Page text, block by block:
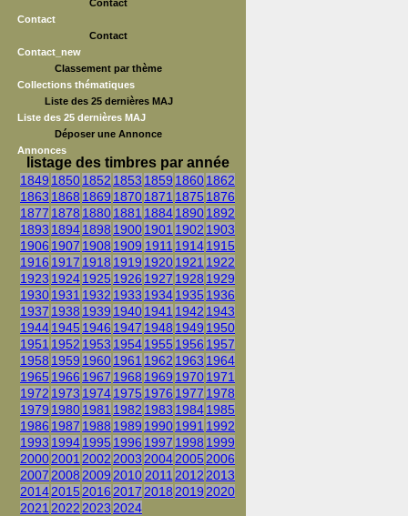
Contact
Contact
Contact
Contact_new
Classement par thème
Collections thématiques
Liste des 25 dernières MAJ
Liste des 25 dernières MAJ
Déposer une Annonce
Annonces
listage des timbres par année
1849 18501852 1853 1859 18601862
1863 1868 1869 18701871 1875 1876
1877 1878 18801881 188418901892
1893 18941898 19001901 1902 1903
1906 1907 1908 1909 1911 19141915
1916 1917 1918 1919 19201921 1922
1923 19241925 1926 1927 1928 1929
19301931 1932 1933 19341935 1936
1937 1938 1939 19401941 1942 1943
19441945 1946 1947 1948 1949 1950
1951 1952 1953 19541955 1956 1957
1958 1959 19601961 1962 1963 1964
1965 1966 1967 1968 1969 19701971
1972 1973 19741975 1976 1977 1978
1979 19801981 1982 1983 19841985
1986 1987 1988 1989 19901991 1992
1993 19941995 1996 1997 1998 1999
20002001 2002 2003 20042005 2006
2007 2008 2009 2010 2011 2012 2013
20142015 2016 2017 2018 2019 2020
2021 2022 2023 2024